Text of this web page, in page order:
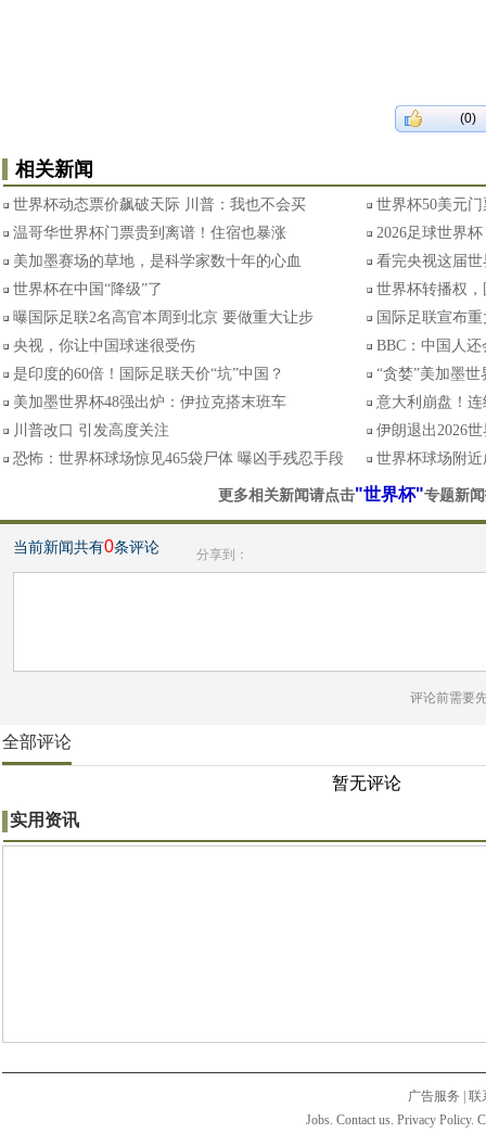
(0)
相关新闻
世界杯动态票价飙破天际 川普：我也不会买
世界杯50美元
温哥华世界杯门票贵到离谱！住宿也暴涨
2026足球世界
美加墨赛场的草地，是科学家数十年的心血
看完央视这届
世界杯在中国“降级”了
世界杯转播权
曝国际足联2名高官本周到北京 要做重大让步
国际足联宣布
央视，你让中国球迷很受伤
BBC：中国人
是印度的60倍！国际足联天价“坑”中国？
“贪婪”美加墨
美加墨世界杯48强出炉：伊拉克搭末班车
意大利崩盘！
川普改口 引发高度关注
伊朗退出2026
恐怖：世界杯球场惊见465袋尸体 曝凶手残忍手段
世界杯球场附近
更多相关新闻请点击"世界杯"专题新
当前新闻共有0条评论 分享到：
评论前需要
全部评论
暂无评论
实用资讯
广告服务
联
Jobs. Contact us. Privacy Policy.